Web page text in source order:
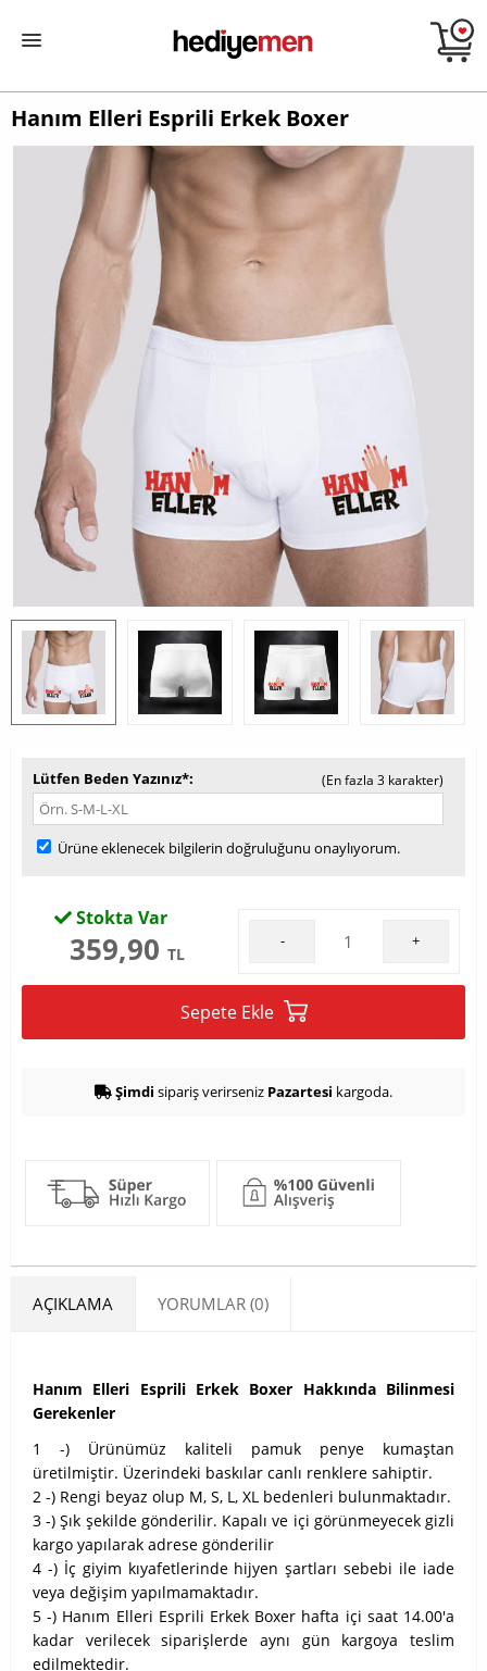
Hanım Elleri Esprili Erkek Boxer
Lütfen Beden Yazınız* (En fazla 3 karakter)
Ürüne eklenecek bilgilerin doğruluğunu onaylıyorum.
Stokta Var
359,90 TL
- +
Sepete Ekle
Şimdi sipariş verirseniz Pazartesi kargoda.
AÇIKLAMA YORUMLAR (0)
Hanım Elleri Esprili Erkek Boxer Hakkında Bilinmesi
Gerekenler
1 -) Ürünümüz kaliteli pamuk penye kumaştan
üretilmiştir. Üzerindeki baskılar canlı renklere sahiptir.
2 -) Rengi beyaz olup M, S, L, XL bedenleri bulunmaktadır.
3 -) Şık şekilde gönderilir. Kapalı ve içi görünmeyecek gizli
kargo yapılarak adrese gönderilir
4 -) İç giyim kıyafetlerinde hijyen şartları sebebi ile iade
veya değişim yapılmamaktadır.
5 -) Hanım Elleri Esprili Erkek Boxer hafta içi saat 14.00'a
kadar verilecek siparişlerde aynı gün kargoya teslim
edilmektedir.